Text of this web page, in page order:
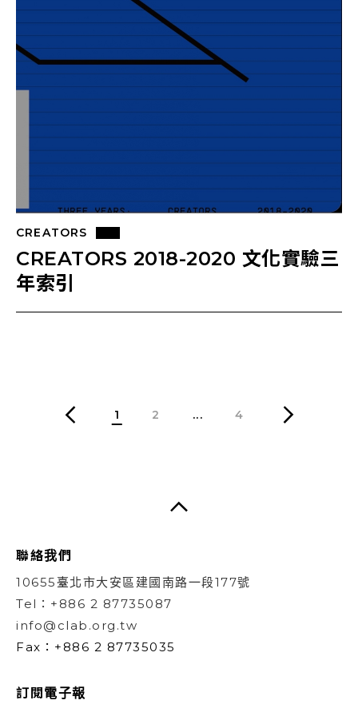
CREATORS
CREATORS 2018-2020 文化實驗三
年索引
1 2 ... 4
聯絡我們
10655臺北市大安區建國南路一段177號
Tel：+886 2 87735087
info@clab.org.tw
Fax：+886 2 87735035
訂閱電子報